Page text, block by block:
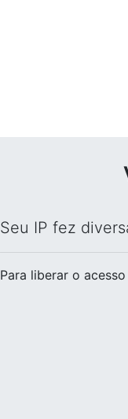
Seu IP fez
Para liberar o acesso